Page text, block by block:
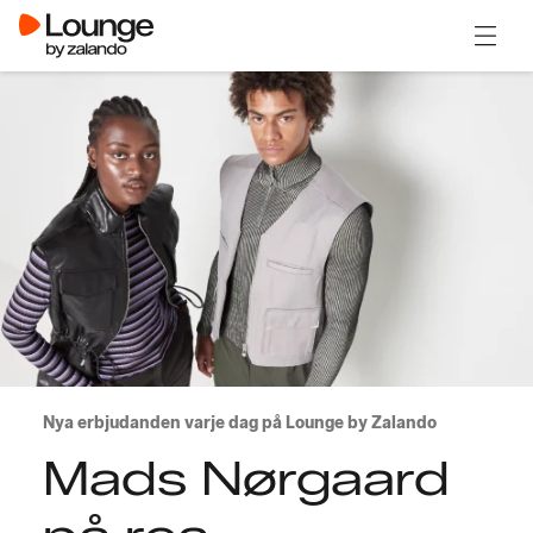
Nya erbjudanden varje dag på Lounge by Zalando
Mads Nørgaard